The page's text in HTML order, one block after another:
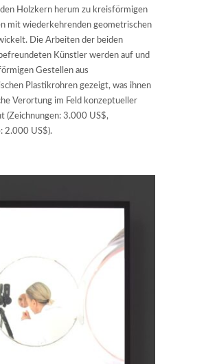
Holzkern herum zu kreisförmigen
mit wiederkehrenden geometrischen
Die Arbeiten der beiden
Künstler werden auf und
Gestellen aus
Plastikrohren gezeigt, was ihnen
Verortung im Feld konzeptueller
(Zeichnungen: 3.000 US$,
2.000 US$).